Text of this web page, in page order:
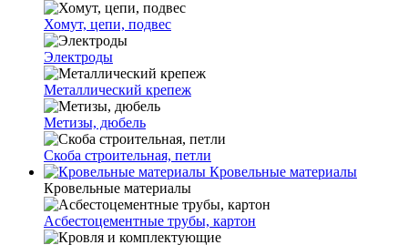
Хомут, цепи, подвес
Электроды
Металлический крепеж
Метизы, дюбель
Скоба строительная, петли
Кровельные материалы
Кровельные материалы
Асбестоцементные трубы, картон